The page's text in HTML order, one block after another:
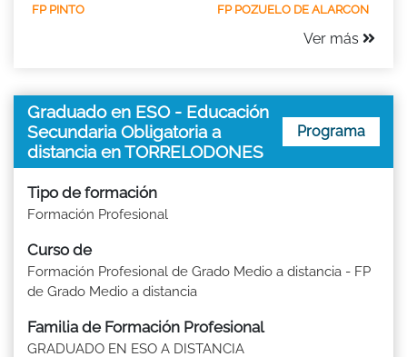
FP PINTO
FP POZUELO DE ALARCON
Ver más
Graduado en ESO - Educación
Secundaria Obligatoria a
distancia en TORRELODONES
Programa
Tipo de formación
Formación Profesional
Curso de
Formación Profesional de Grado Medio a distancia - FP
de Grado Medio a distancia
Familia de Formación Profesional
GRADUADO EN ESO A DISTANCIA